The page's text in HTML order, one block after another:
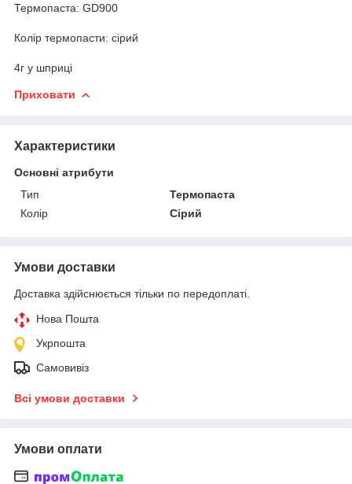
Термопаста: GD900
Колір термопасти: сірий
4г у шприці
Приховати
Характеристики
Основні атрибути
Тип
Термопаста
Колір
Сірий
Умови доставки
Доставка здійснюється тільки по передоплаті.
Нова Пошта
Укрпошта
Самовивіз
Всі умови доставки
Умови оплати